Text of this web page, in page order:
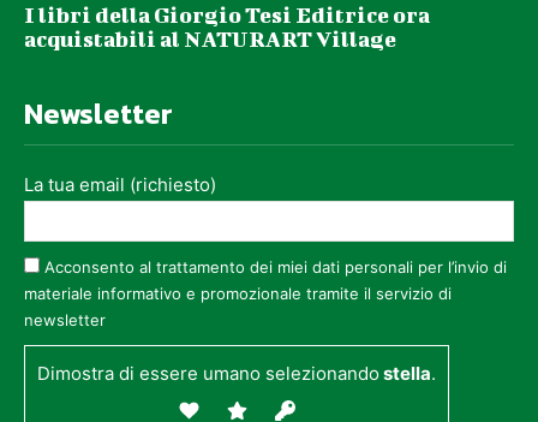
I libri della Giorgio Tesi Editrice ora
acquistabili al NATURART Village
Newsletter
La tua email (richiesto)
Acconsento al trattamento dei miei dati personali per l’invio di
materiale informativo e promozionale tramite il servizio di
newsletter
Dimostra di essere umano selezionandostella.